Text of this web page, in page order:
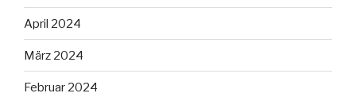
April 2024
März 2024
Februar 2024